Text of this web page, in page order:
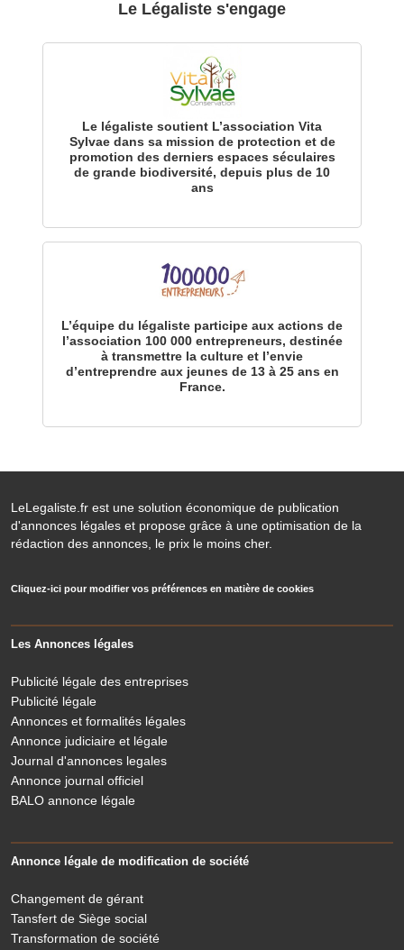
Le Légaliste s'engage
Le légaliste soutient L’association Vita
Sylvae dans sa mission de protection et de
promotion des derniers espaces séculaires
de grande biodiversité, depuis plus de 10
ans
L’équipe du légaliste participe aux actions de
l’association 100 000 entrepreneurs, destinée
à transmettre la culture et l’envie
d’entreprendre aux jeunes de 13 à 25 ans en
France.
LeLegaliste.fr est une solution économique de publication
d'annonces légales et propose grâce à une optimisation de la
rédaction des annonces, le prix le moins cher.
Cliquez-ici pour modifier vos préférences en matière de cookies
Les Annonces légales
Publicité légale des entreprises
Publicité légale
Annonces et formalités légales
Annonce judiciaire et légale
Journal d'annonces legales
Annonce journal officiel
BALO annonce légale
Annonce légale de modification de société
Changement de gérant
Tansfert de Siège social
Transformation de société